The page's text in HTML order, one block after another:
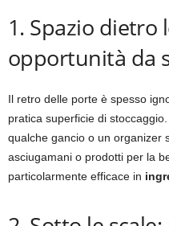
1. Spazio dietro
opportunità da
Il retro delle porte è spesso
pratica superficie di
qualche gancio o un organizer
asciugamani o prodotti per la
particolarmente efficace in